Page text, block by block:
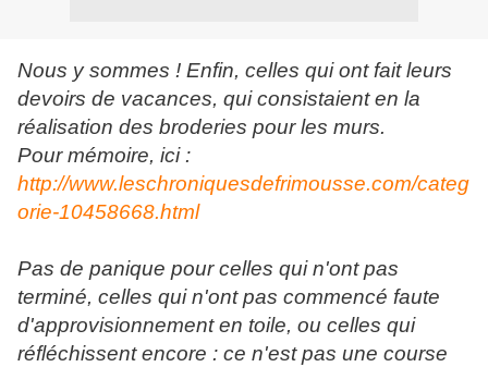
Nous y sommes ! Enfin, celles qui ont fait leurs
devoirs de vacances, qui consistaient en la
réalisation des broderies pour les murs.
Pour mémoire, ici :
http://www.leschroniquesdefrimousse.com/categ
orie-10458668.html
Pas de panique pour celles qui n'ont pas
terminé, celles qui n'ont pas commencé faute
d'approvisionnement en toile, ou celles qui
réfléchissent encore : ce n'est pas une course